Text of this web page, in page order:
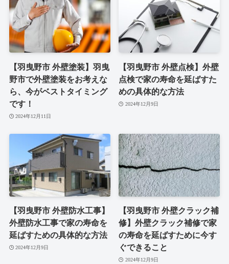
【羽曳野市 外壁塗装】羽曳
野市で外壁塗装をお考えな
ら、今がベストタイミング
です！
2024年12月11日
【羽曳野市 外壁点検】外壁
点検で家の寿命を延ばすた
めの具体的な方法
2024年12月9日
【羽曳野市 外壁防水工事】
外壁防水工事で家の寿命を
延ばすための具体的な方法
2024年12月9日
【羽曳野市 外壁クラック補
修】外壁クラック補修で家
の寿命を延ばすために今す
ぐできること
2024年12月9日